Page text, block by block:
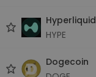
Hyperliquid
HYPE
Dogecoin